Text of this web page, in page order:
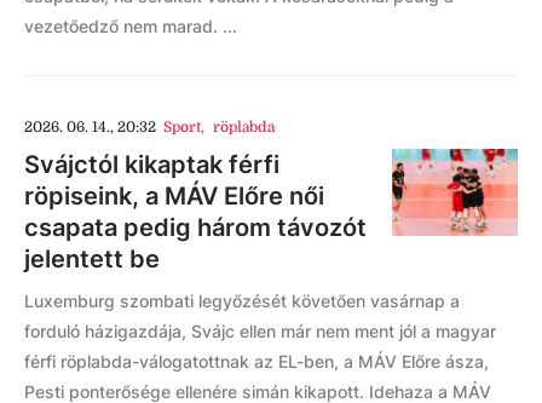
vezetőedző nem marad. ...
2026. 06. 14., 20:32 Sport, röplabda
Svájctól kikaptak férfi
röpiseink, a MÁV Előre női
csapata pedig három távozót
jelentett be
Luxemburg szombati legyőzését követően vasárnap a
forduló házigazdája, Svájc ellen már nem ment jól a magyar
férfi röplabda-válogatottnak az EL-ben, a MÁV Előre ásza,
Pesti ponterősége ellenére simán kikapott. Idehaza a MÁV